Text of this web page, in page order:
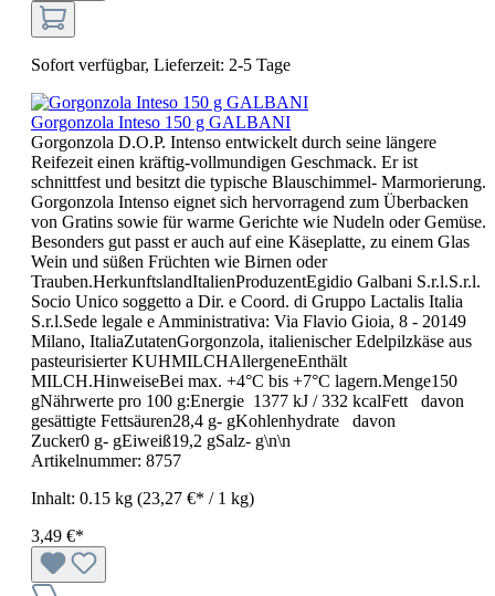
Sofort verfügbar, Lieferzeit: 2-5 Tage
Gorgonzola Inteso 150 g GALBANI
Gorgonzola D.O.P. Intenso entwickelt durch seine längere
Reifezeit einen kräftig-vollmundigen Geschmack. Er ist
schnittfest und besitzt die typische Blauschimmel- Marmorierung.
Gorgonzola Intenso eignet sich hervorragend zum Überbacken
von Gratins sowie für warme Gerichte wie Nudeln oder Gemüse.
Besonders gut passt er auch auf eine Käseplatte, zu einem Glas
Wein und süßen Früchten wie Birnen oder
Trauben.HerkunftslandItalienProduzentEgidio Galbani S.r.l.S.r.l.
Socio Unico soggetto a Dir. e Coord. di Gruppo Lactalis Italia
S.r.l.Sede legale e Amministrativa: Via Flavio Gioia, 8 - 20149
Milano, ItaliaZutatenGorgonzola, italienischer Edelpilzkäse aus
pasteurisierter KUHMILCHAllergeneEnthält
MILCH.HinweiseBei max. +4°C bis +7°C lagern.Menge150
gNährwerte pro 100 g:Energie 1377 kJ / 332 kcalFett davon
gesättigte Fettsäuren28,4 g- gKohlenhydrate davon
Zucker0 g- gEiweiß19,2 gSalz- g\n\n
Artikelnummer: 8757
Inhalt: 0.15 kg (23,27 €* / 1 kg)
3,49 €*